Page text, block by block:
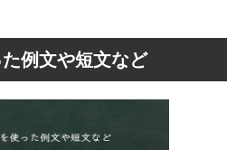
た例文や短文など